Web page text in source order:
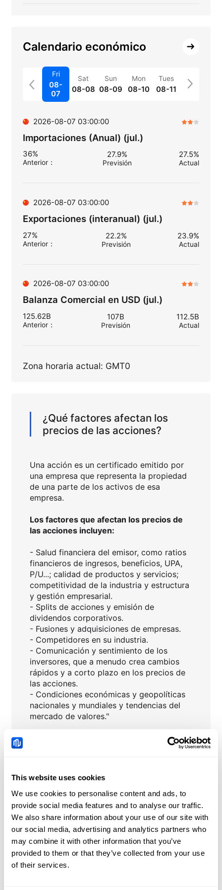
This website uses cookies
We use cookies to personalise content and ads, to
provide social media features and to analyse our traffic.
We also share information about your use of our site with
our social media, advertising and analytics partners who
may combine it with other information that you’ve
provided to them or that they’ve collected from your use
of their services.
Calendario económico
Fri
08-
07
Sat
08-08
Sun
08-09
Mon
08-10
Tues
08-11
2026-08-07 03:00:00
Importaciones (Anual) (jul.)
36%
Anterior：
27.9%
Previsión
27.5%
Actual
2026-08-07 03:00:00
Exportaciones (interanual) (jul.)
27%
Anterior：
22.2%
Previsión
23.9%
Actual
2026-08-07 03:00:00
Balanza Comercial en USD (jul.)
125.62B
Anterior：
107B
Previsión
112.5B
Actual
Zona horaria actual: GMT0
¿Qué factores afectan los
precios de las acciones?
Una acción es un certificado emitido por
una empresa que representa la propiedad
de una parte de los activos de esa
empresa.
Los factores que afectan los precios de
las acciones incluyen:
- Salud financiera del emisor, como ratios
financieros de ingresos, beneficios, UPA,
P/U...; calidad de productos y servicios;
competitividad de la industria y estructura
y gestión empresarial.
- Splits de acciones y emisión de
dividendos corporativos.
- Fusiones y adquisiciones de empresas.
- Competidores en su industria.
- Comunicación y sentimiento de los
inversores, que a menudo crea cambios
rápidos y a corto plazo en los precios de
las acciones.
- Condiciones económicas y geopolíticas
nacionales y mundiales y tendencias del
mercado de valores."
Haga clic para consultar más información
▶Calendario de resultados empresariales
GIS Noticias